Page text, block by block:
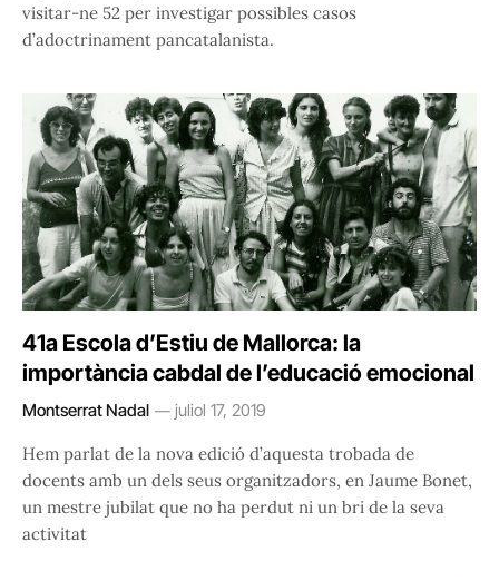
visitar-ne 52 per investigar possibles casos
d’adoctrinament pancatalanista.
41a Escola d’Estiu de Mallorca: la
importància cabdal de l’educació emocional
Montserrat Nadal juliol 17, 2019
Hem parlat de la nova edició d’aquesta trobada de
docents amb un dels seus organitzadors, en Jaume Bonet,
un mestre jubilat que no ha perdut ni un bri de la seva
activitat